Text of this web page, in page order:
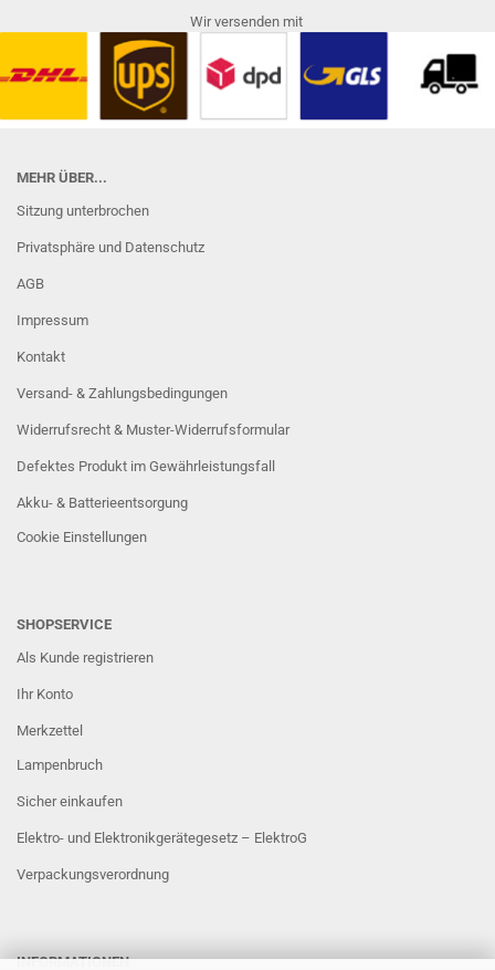
Wir versenden mit
MEHR ÜBER...
Sitzung unterbrochen
Privatsphäre und Datenschutz
AGB
Impressum
Kontakt
Versand- & Zahlungsbedingungen
Widerrufsrecht & Muster-Widerrufsformular
Defektes Produkt im Gewährleistungsfall
Akku- & Batterieentsorgung
Cookie Einstellungen
SHOPSERVICE
Als Kunde registrieren
Ihr Konto
Merkzettel
Lampenbruch
Sicher einkaufen
Elektro- und Elektronikgerätegesetz – ElektroG
Verpackungsverordnung
INFORMATIONEN